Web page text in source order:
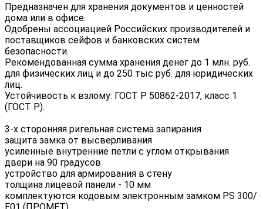
Предназначен для хранения документов и ценностей
дома или в офисе.
Одобрены ассоциацией Российских производителей и
поставщиков сейфов и банковских систем
безопасности.
Рекомендованная сумма хранения денег до 1 млн. руб.
для физических лиц и до 250 тыс руб. для юридических
лиц.
Устойчивость к взлому: ГОСТ Р 50862-2017, класс 1
(ГОСТ Р).
3-х сторонняя ригельная система запирания
защита замка от высверливания
усиленные внутренние петли с углом открывания
двери на 90 градусов
устройство для армирования в стену
толщина лицевой панели - 10 мм
комплектуются кодовым электронным замком PS 300/